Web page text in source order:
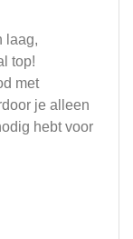
laag,
top!
met
je alleen
hebt voor